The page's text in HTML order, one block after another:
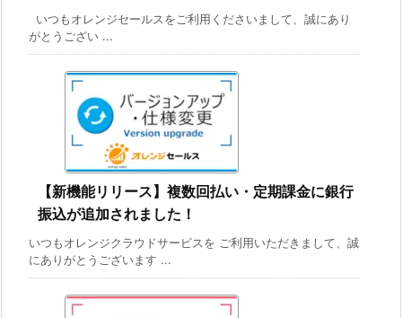
いつもオレンジセールスをご利用くださいまして、誠にあり
がとうござい ...
【新機能リリース】複数回払い・定期課金に銀行
振込が追加されました！
いつもオレンジクラウドサービスを ご利用いただきまして、誠
にありがとうございます ...